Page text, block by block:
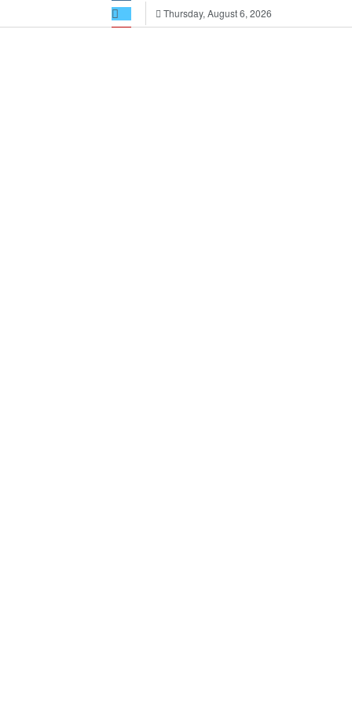
Thursday, August 6, 2026